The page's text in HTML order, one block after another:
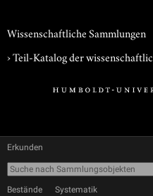
Wissenschaftliche Sammlungen
› Teil-Katalog der
Erkunden
Bestände Systematik